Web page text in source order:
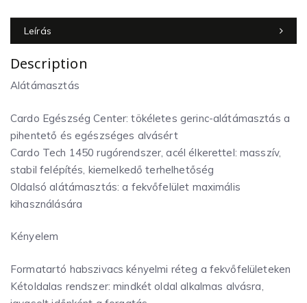
Leírás
Description
Alátámasztás
Cardo Egészség Center: tökéletes gerinc-alátámasztás a
pihentető és egészséges alvásért
Cardo Tech 1450 rugórendszer, acél élkerettel: masszív,
stabil felépítés, kiemelkedő terhelhetőség
Oldalsó alátámasztás: a fekvőfelület maximális
kihasználására
Kényelem
Formatartó habszivacs kényelmi réteg a fekvőfelületeken
Kétoldalas rendszer: mindkét oldal alkalmas alvásra,